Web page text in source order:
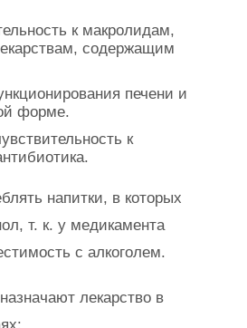
к макролидам,
содержащим
печени и
форме.
к
напитки, в которых
т. к. у медикамента
с алкоголем.
лекарство в